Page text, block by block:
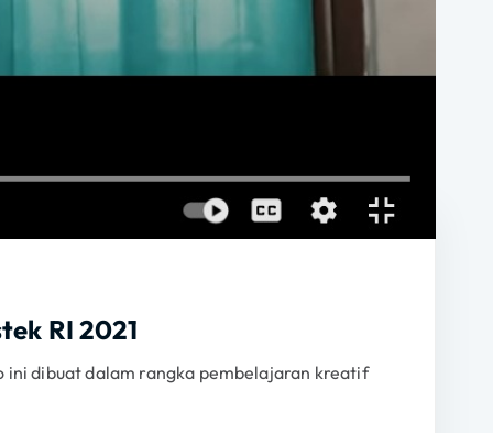
RI 2021
ini dibuat dalam rangka pembelajaran kreatif